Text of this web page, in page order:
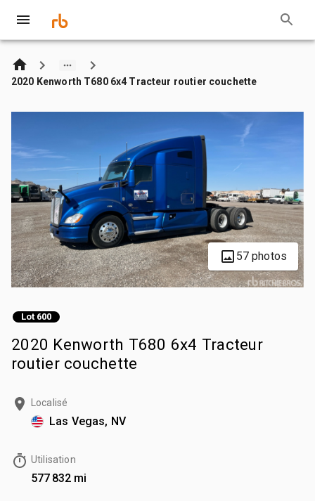
2020 Kenworth T680 6x4 Tracteur routier couchette
57 photos
Lot 600
2020 Kenworth T680 6x4 Tracteur
routier couchette
Localisé
Las Vegas, NV
Utilisation
577 832 mi